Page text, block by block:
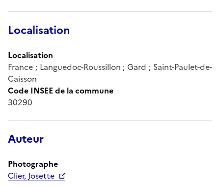
Localisation
Localisation
France ; Languedoc-Roussillon ; Gard ; Saint-Paulet-de-
Caisson
Code INSEE de la commune
30290
Auteur
Photographe
Clier, Josette